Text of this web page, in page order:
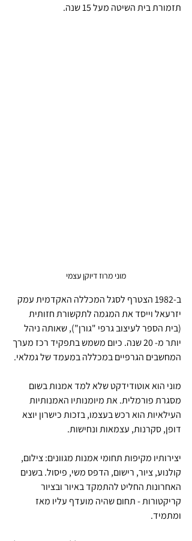
תזמורת בית השיטה מעל 15 שנה.
מוני מרוז דיוקן עצמי
ב-1982 הצטרף לסגל המכללה האקדמית עמק
יזרעאל וייסד את המגמה לתקשורת חזותית
(בית הספר לעיצוב גרפי "גורן"), שאותה ניהל
יותר מ- 20 שנה. כיום משמש בתפקיד רכז מערך
המחשבים הגרפיים במכללה במעמד של גמלאי.
מוני הוא אוטודידקט שלא למד אמנות בשום
מסגרת פורמלית. את מיומנותיו האמנותיות
העילאיות הוא רכש בעצמו, בזכות כישרון יוצא
דופן, סקרנות, עצמאות ונחישות.
יצירותיו מקיפות תחומי אמנות מגוונים: צילום,
קולנוע, ציור, רישום, הדפס משי, פיסול. בשנים
האחרונות החליט להתמקד באיור ובציור
קריקטורות - תחום שהיה מועדף עליו מאז
ומתמיד.